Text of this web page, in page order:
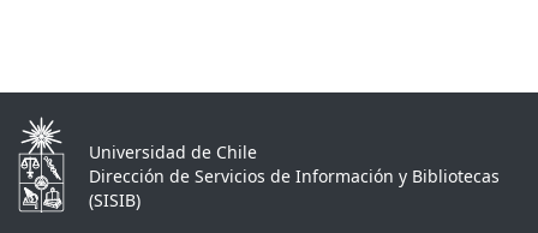
Universidad de Chile
Dirección de Servicios de Información y Bibliotecas
(SISIB)